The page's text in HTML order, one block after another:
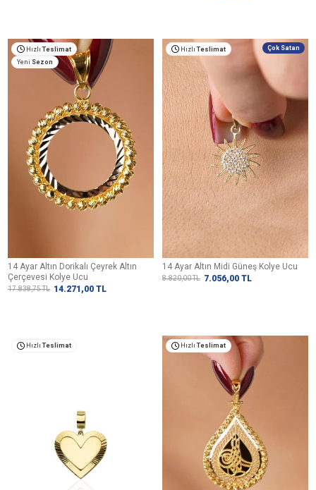
Hızlı Teslimat
Yeni Sezon
14 Ayar Altın Dorikalı Çeyrek Altın
Çerçevesi Kolye Ucu
17.838,75TL 14.271,00 TL
Hızlı Teslimat Çok Satan
14 Ayar Altın Midi Güneş Kolye Ucu
8.820,00TL 7.056,00 TL
Hızlı Teslimat Hızlı Teslimat